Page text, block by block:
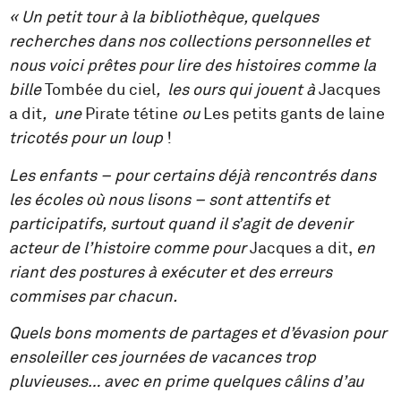
« Un petit tour à la bibliothèque, quelques
recherches dans nos collections personnelles et
nous voici prêtes pour lire des histoires comme la
billeTombée du ciel, les ours qui jouent àJacques
a dit, unePirate tétine ouLes petits gants de laine
tricotés pour un loup !
Les enfants – pour certains déjà rencontrés dans
les écoles où nous lisons – sont attentifs et
participatifs, surtout quand il s’agit de devenir
acteur de l’histoire comme pourJacques a dit, en
riant des postures à exécuter et des erreurs
commises par chacun.
Quels bons moments de partages et d’évasion pour
ensoleiller ces journées de vacances trop
pluvieuses… avec en prime quelques câlins d’au